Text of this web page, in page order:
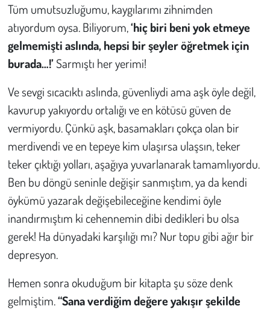
Tüm umutsuzluğumu, kaygılarımı zihnimden
atıyordum oysa. Biliyorum,‘hiç biri beni yok etmeye
gelmemişti aslında, hepsi bir şeyler öğretmek için
burada…!’Sarmıştı her yerimi!
Ve sevgi sıcacıktı aslında, güvenliydi ama aşk öyle değil,
kavurup yakıyordu ortalığı ve en kötüsü güven de
vermiyordu. Çünkü aşk, basamakları çokça olan bir
merdivendi ve en tepeye kim ulaşırsa ulaşsın, teker
teker çıktığı yolları, aşağıya yuvarlanarak tamamlıyordu.
Ben bu döngü seninle değişir sanmıştım, ya da kendi
öykümü yazarak değişebileceğine kendimi öyle
inandırmıştım ki cehennemin dibi dedikleri bu olsa
gerek! Ha dünyadaki karşılığı mı? Nur topu gibi ağır bir
depresyon.
Hemen sonra okuduğum bir kitapta şu söze denk
gelmiştim.“Sana verdiğim değere yakışır şekilde